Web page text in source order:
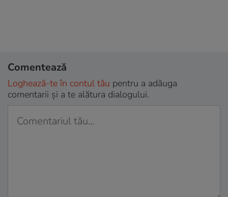
Comentează
Loghează-te în contul tău pentru a adăuga
comentarii și a te alătura dialogului.